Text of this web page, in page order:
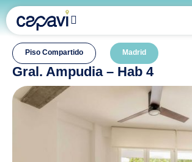
Piso Compartido Madrid
Gral. Ampudia – Hab 4